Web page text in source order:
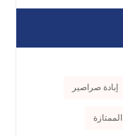
إبادة صراصير
الممتازة